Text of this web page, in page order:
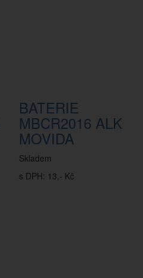
BATERIE
MBCR2016 ALK
MOVIDA
Skladem
s DPH: 13,- Kč